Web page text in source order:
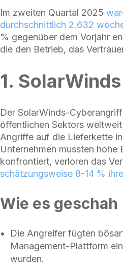
Im zweiten Quartal 2025
durchschnittlich 2.632
% gegenüber dem Vorjahr
die den Betrieb, das
1. SolarWinds
Der SolarWinds-
öffentlichen Sektors
Angriffe auf die Lieferkette
Unternehmen mussten
konfrontiert, verloren das
schätzungsweise 8-14 %
Wie es geschah
Die Angreifer fügten
Management-Plattform
wurden.